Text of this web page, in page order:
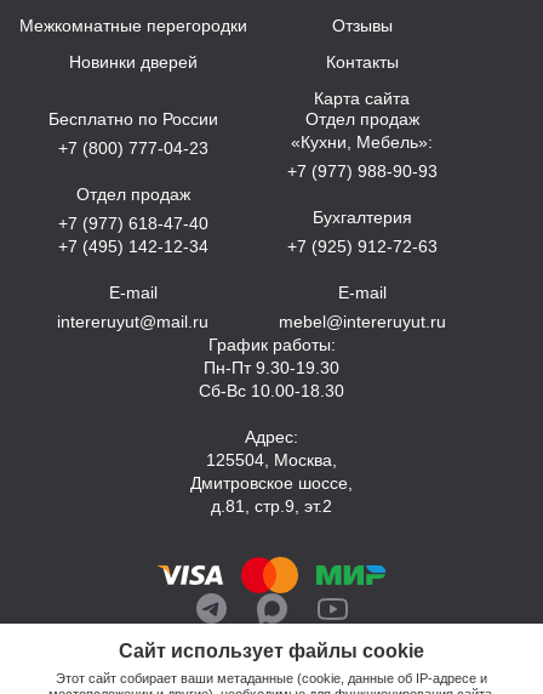
Сайт использует файлы cookie
Этот сайт собирает ваши метаданные (cookie, данные об IP-адресе и
Межкомнатные перегородки
Новинки дверей
Отзывы
Контакты
Карта сайта
Бесплатно по России
+7 (800) 777-04-23
Отдел продаж
+7 (977) 618-47-40
+7 (495) 142-12-34
E-mail
intereruyut@mail.ru
Отдел продаж
«Кухни, Мебель»:
+7 (977) 988-90-93
Бухгалтерия
+7 (925) 912-72-63
E-mail
mebel@intereruyut.ru
График работы:
Пн-Пт 9.30-19.30
Сб-Вс 10.00-18.30
Адрес:
125504, Москва,
Дмитровское шоссе,
д.81, стр.9, эт.2